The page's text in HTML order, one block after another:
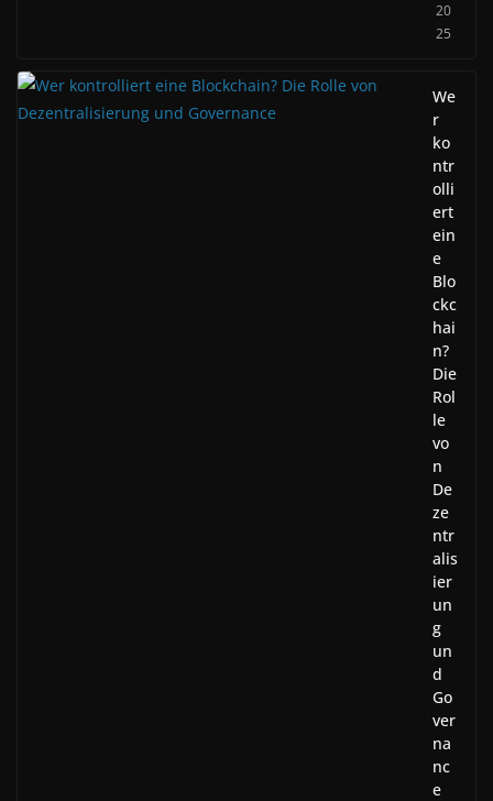
20
25
We
r
ko
ntr
olli
ert
ein
e
Blo
ckc
hai
n?
Die
Rol
le
vo
n
De
ze
ntr
alis
ier
un
g
un
d
Go
ver
na
nc
e